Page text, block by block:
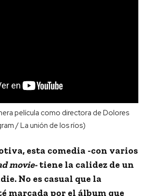
película como directora de Dolores
/ La unión de los ríos)
esta comedia -con varios
movie-tiene la calidez de un
No es casual que la
marcada por el álbum que